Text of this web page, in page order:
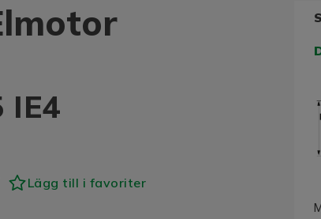
IE4
Lägg till i favoriter